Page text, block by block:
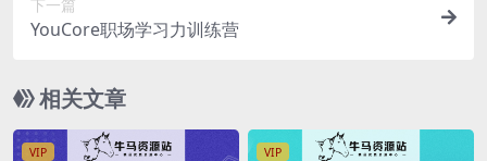
下一篇
YouCore职场学习力训练营
相关文章
VIP VIP